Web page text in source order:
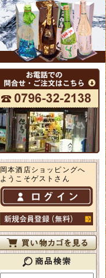
岡本酒店ショッピングへ
ようこそゲストさん